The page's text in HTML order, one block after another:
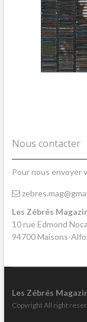
Nous contacter
Pour nous envoyer
Les Zébrés
10 rue Edmond
94700 Maisons-
Les Zébrés
Copyright All right